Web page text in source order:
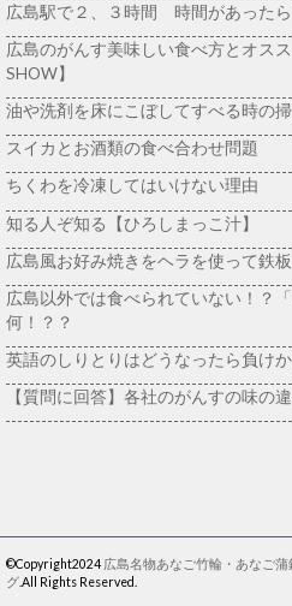
広島駅で２、３時間 時間があったら
広島のがんす美味しい食べ方とオス
SHOW】
油や洗剤を床にこぼしてすべる時の
スイカとお酒類の食べ合わせ問題
ちくわを冷凍してはいけない理由
知る人ぞ知る【ひろしまっこ汁】
広島風お好み焼きをヘラを使って鉄
広島以外では食べられていない！？
何！？？
英語のしりとりはどうなったら負け
【質問に回答】各社のがんすの味の
©Copyright2024 広島名物あなご竹輪・あなご
グ.All Rights Reserved.